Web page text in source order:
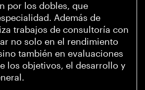
por los dobles, que
Además de
trabajos de consultoría con
no solo en el rendimiento
también en evaluaciones
los objetivos, el desarrollo y